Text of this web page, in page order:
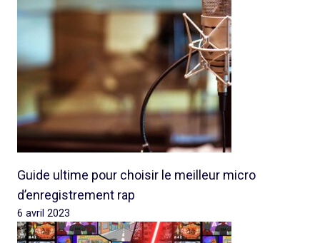
Guide ultime pour choisir le meilleur micro
d’enregistrement rap
6 avril 2023